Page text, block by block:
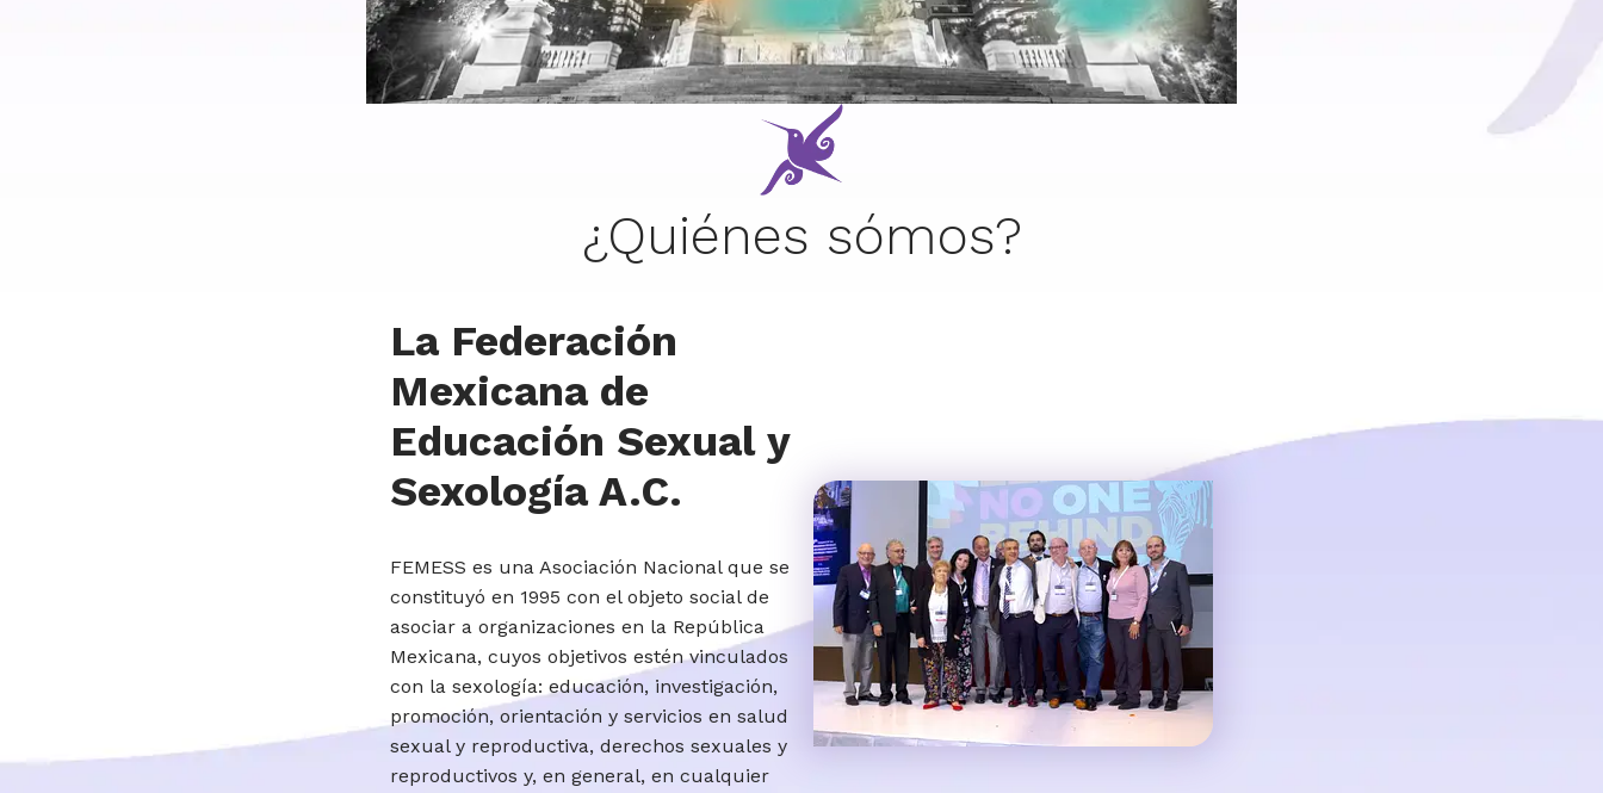
¿Quiénes sómos?
La Federación
Mexicana de
Educación Sexual y
Sexología A.C.
FEMESS es una Asociación Nacional que se
constituyó en 1995 con el objeto social de
asociar a organizaciones en la República
Mexicana, cuyos objetivos estén vinculados
con la sexología: educación, investigación,
promoción, orientación y servicios en salud
sexual y reproductiva, derechos sexuales y
reproductivos y, en general, en cualquier